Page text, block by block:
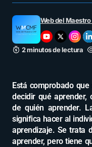
Web del Maestro
2 minutos de lectura
Está comprobado
decidir qué aprender,
de quién aprender.
significa hacer al
aprendizaje. Se trata
aprender, pero tiene